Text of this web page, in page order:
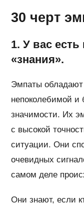
30 черт
1. У вас есть
«знания».
Эмпаты обладают
непоколебимой и
значимости. Их
с высокой
ситуации. Они
очевидных
самом деле
Они знают, если